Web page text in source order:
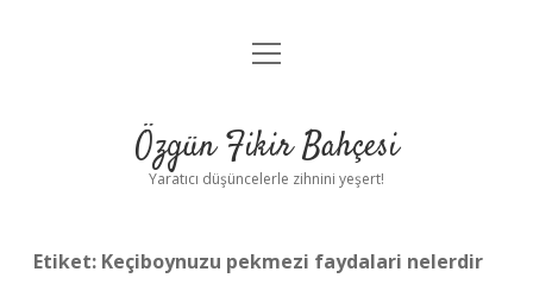
Anasayfa
Yasal Uyarı
menüyü
Özgün Fikir Bahçesi
Yaratıcı düşüncelerle zihnini yeşert!
Etiket: Keçiboynuzu pekmezi faydalari nelerdir